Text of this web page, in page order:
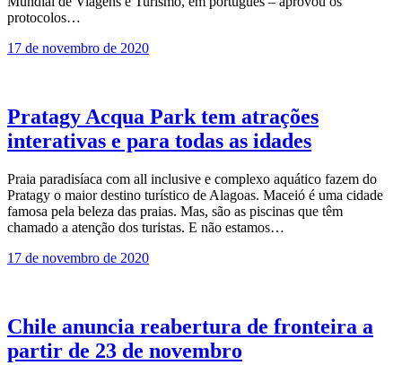
protocolos…
17 de novembro de 2020
Pratagy Acqua Park tem atrações
interativas e para todas as idades
Praia paradisíaca com all inclusive e complexo aquático fazem do
Pratagy o maior destino turístico de Alagoas. Maceió é uma cidade
famosa pela beleza das praias. Mas, são as piscinas que têm
chamado a atenção dos turistas. E não estamos…
17 de novembro de 2020
Chile anuncia reabertura de fronteira a
partir de 23 de novembro